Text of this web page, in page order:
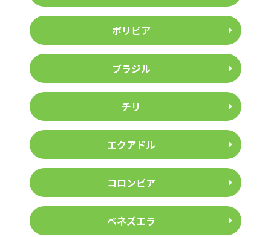
ボリビア
ブラジル
チリ
エクアドル
コロンビア
ベネズエラ